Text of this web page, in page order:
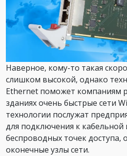
Наверное, кому-то такая
слишком высокой, однако
Ethernet поможет компаниям
зданиях очень быстрые сети
технологии послужат
для подключения к кабельной
беспроводных точек
оконечные узлы сети.